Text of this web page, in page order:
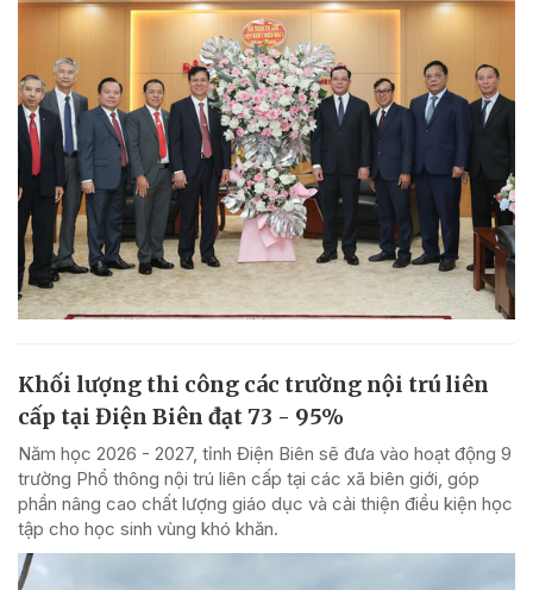
Khối lượng thi công các trường nội trú liên
cấp tại Điện Biên đạt 73 - 95%
Năm học 2026 - 2027, tỉnh Điện Biên sẽ đưa vào hoạt động 9
trường Phổ thông nội trú liên cấp tại các xã biên giới, góp
phần nâng cao chất lượng giáo dục và cải thiện điều kiện học
tập cho học sinh vùng khó khăn.